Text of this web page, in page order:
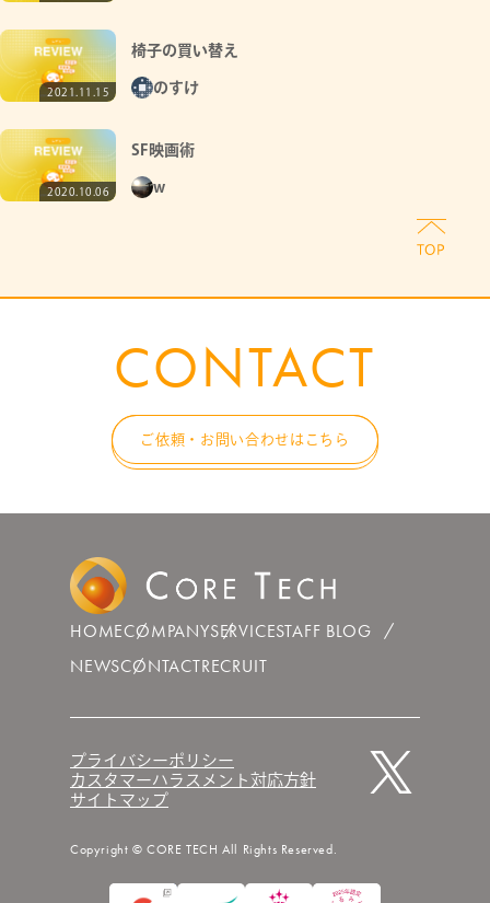
2021.11.15
椅子の買い替え
のすけ
2020.10.06
SF映画術
w
CONTACT
ご依頼・お問い合わせはこちら
HOMECOMPANYSERVICESTAFF BLOG
NEWSCONTACTRECRUIT
プライバシーポリシー
カスタマーハラスメント対応方針
サイトマップ
Copyright © CORE TECH All Rights Reserved.